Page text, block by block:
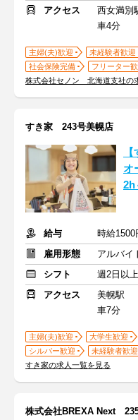
アクセス
西女満別
車4分
主婦(夫)歓迎 未経験者歓迎
社会保険完備
フリーター
株式会社セノン 北海道支社の
すき家 243号美幌店
オ
2h
給与
時給
雇用形態
アルバイ
シフト
週2日以
アクセス
美幌駅
車7分
主婦(夫)歓迎 大学生歓迎
シルバー歓迎
未経験者歓迎
すき家の求人一覧を見る
株式会社BREXA Next